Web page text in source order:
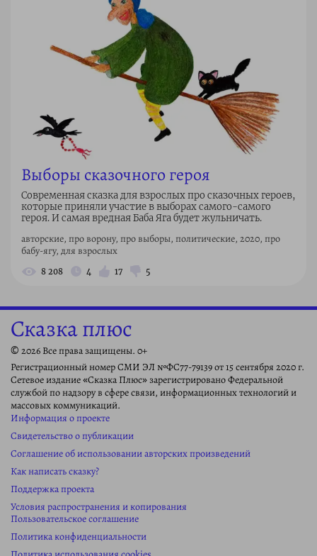
Выборы сказочного героя
Современная сказка для взрослых про сказочных героев,
которые приняли участие в выборах самого-самого
героя. И самая вредная Баба Яга будет жульничать.
авторские, про ворону, про выборы, политические, 2020, про
бабу-ягу, для взрослых
8 208 4 17 5
Сказка плюс
© 2026 Все права защищены. 0+
Регистрационный номер СМИ ЭЛ №ФС77-79139 от 15 сентября 2020 г.
Сетевое издание «Сказка Плюс» зарегистрировано Федеральной
службой по надзору в сфере связи, информационных технологий и
массовых коммуникаций.
Информация о проекте
Свидетельство о публикации
Соглашение об использовании авторских произведений
Как написать сказку?
Поддержка проекта
Условия распространения и копирования
Пользовательское соглашение
Политика конфиденциальности